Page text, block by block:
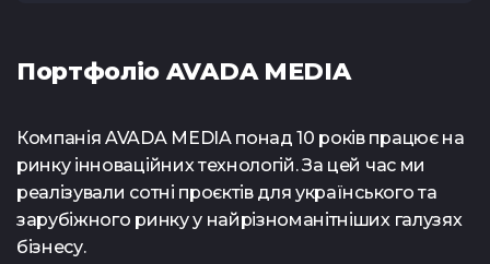
Портфоліо AVADA MEDIA
КомпаніяAVADA MEDIAпонад 10 років працює на
ринку інноваційних технологій. За цей час ми
реалізували сотні проєктів для українського та
зарубіжного ринку у найрізноманітніших галузях
бізнесу.